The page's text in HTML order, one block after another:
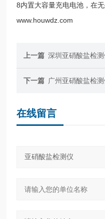
8内置大容量充电电池，在
www.houwdz.com
上一篇 深圳亚硝酸盐检测
下一篇 广州亚硝酸盐检测
在线留言